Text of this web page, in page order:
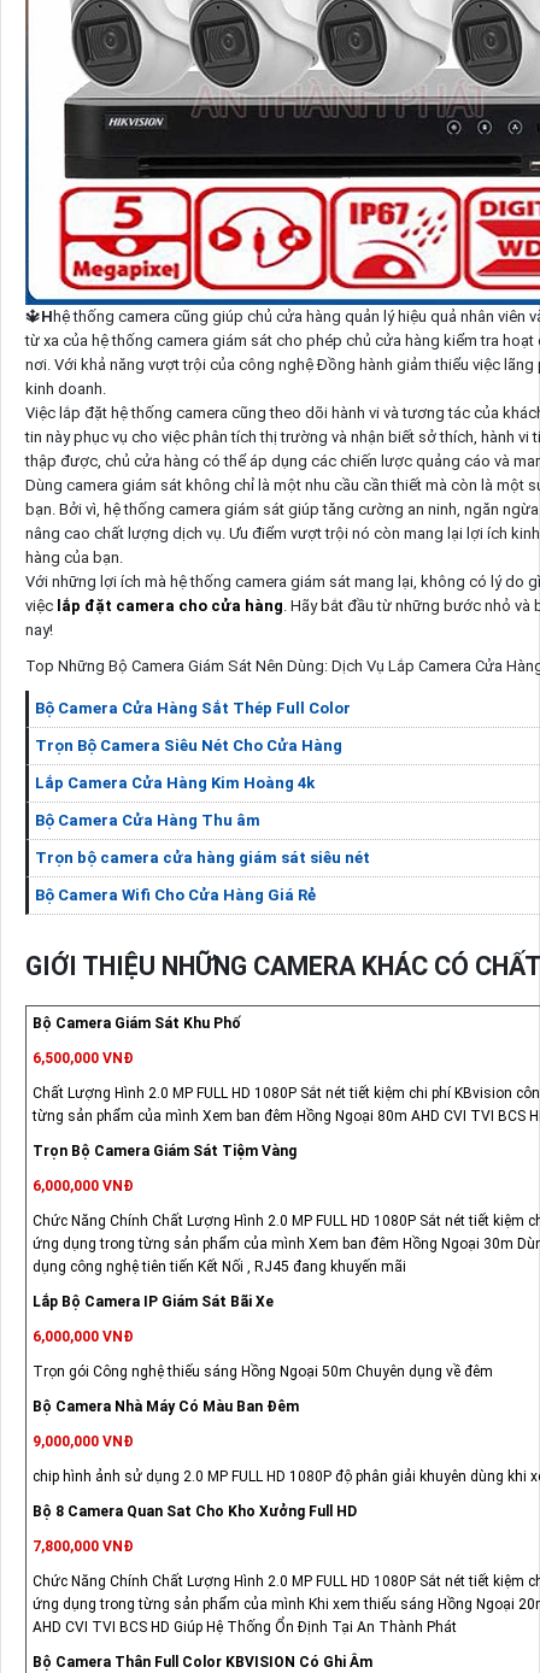
🔱H hệ thống camera cũng giúp chủ cửa hàng quản lý hiệu quả nhân viên
từ xa của hệ thống camera giám sát cho phép chủ cửa hàng kiểm tra
nơi. Với khả năng vượt trội của công nghệ Đồng hành giảm thiểu việc
kinh doanh.
Việc lắp đặt hệ thống camera cũng theo dõi hành vi và tương tác của
tin này phục vụ cho việc phân tích thị trường và nhận biết sở thích, hành vi
thập được, chủ cửa hàng có thể áp dụng các chiến lược quảng cáo và
Dùng camera giám sát không chỉ là một nhu cầu cần thiết mà còn là một
bạn. Bởi vì, hệ thống camera giám sát giúp tăng cường an ninh, ngăn
nâng cao chất lượng dịch vụ. Ưu điểm vượt trội nó còn mang lại lợi ích
hàng của bạn.
Với những lợi ích mà hệ thống camera giám sát mang lại, không có lý do
việclắp đặt camera cho cửa hàng. Hãy bắt đầu từ những bước nhỏ và
nay!
Top Những Bộ Camera Giám Sát Nên Dùng: Dịch Vụ Lắp Camera Cửa
Bộ Camera Cửa Hàng Sắt Thép Full Color
Trọn Bộ Camera Siêu Nét Cho Cửa Hàng
Lắp Camera Cửa Hàng Kim Hoàng 4k
Bộ Camera Cửa Hàng Thu âm
Trọn bộ camera cửa hàng giám sát siêu nét
Bộ Camera Wifi Cho Cửa Hàng Giá Rẻ
GIỚI THIỆU NHỮNG CAMERA KHÁC CÓ
Bộ Camera Giám Sát Khu Phố
6,500,000 VNĐ
Chất Lượng Hình 2.0 MP FULL HD 1080P Sắt nét tiết kiệm chi phí KBvision
từng sản phẩm của mình Xem ban đêm Hồng Ngoại 80m AHD CVI TVI BCS
Trọn Bộ Camera Giám Sát Tiệm Vàng
6,000,000 VNĐ
Chức Năng Chính Chất Lượng Hình 2.0 MP FULL HD 1080P Sắt nét tiết kiệm
ứng dụng trong từng sản phẩm của mình Xem ban đêm Hồng Ngoại 30m
dụng công nghệ tiên tiến Kết Nối , RJ45 đang khuyến mãi
Lắp Bộ Camera IP Giám Sát Bãi Xe
6,000,000 VNĐ
Trọn gói Công nghệ thiếu sáng Hồng Ngoại 50m Chuyên dụng về đêm
Bộ Camera Nhà Máy Có Màu Ban Đêm
9,000,000 VNĐ
chip hình ảnh sử dụng 2.0 MP FULL HD 1080P độ phân giải khuyên dùng khi
Bộ 8 Camera Quan Sat Cho Kho Xưởng Full HD
7,800,000 VNĐ
Chức Năng Chính Chất Lượng Hình 2.0 MP FULL HD 1080P Sắt nét tiết kiệm
ứng dụng trong từng sản phẩm của mình Khi xem thiếu sáng Hồng Ngoại
AHD CVI TVI BCS HD Giúp Hệ Thống Ổn Định Tại An Thành Phát
Bộ Camera Thân Full Color KBVISION Có Ghi Âm